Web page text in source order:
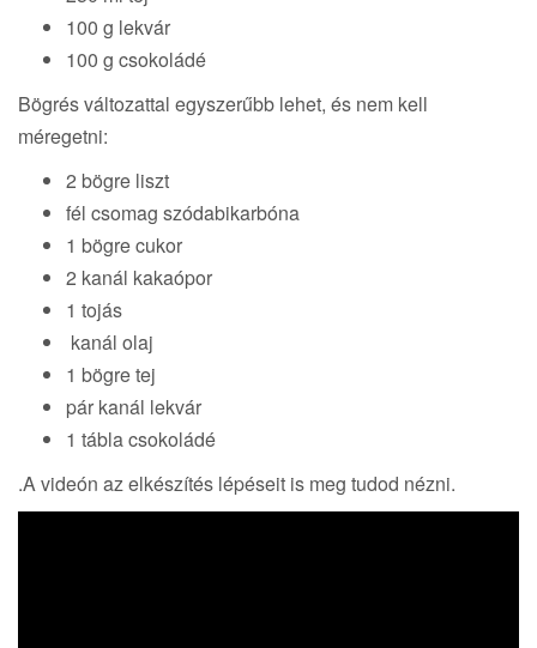
100 g lekvár
100 g csokoládé
Bögrés változattal egyszerűbb lehet, és nem kell
méregetni:
2 bögre liszt
fél csomag szódabikarbóna
1 bögre cukor
2 kanál kakaópor
1 tojás
kanál olaj
1 bögre tej
pár kanál lekvár
1 tábla csokoládé
.A videón az elkészítés lépéseit is meg tudod nézni.